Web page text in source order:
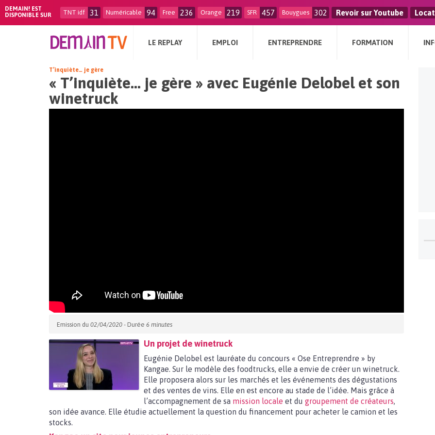
DEMAIN! EST
DISPONIBLE SUR
TNT idf 31 Numéricable 94 Free 236 Orange 219 SFR 457 Bouygues 302 Revoir sur Youtube
LE REPLAY EMPLOI ENTREPRENDRE FORMATION
T’inquiète… je gère
« T’inquiète… je gère » avec Eugénie Delobel et son
winetruck
Emission du 02/04/2020 - Durée 6 minutes
Un projet de winetruck
Eugénie Delobel est lauréate du concours « Ose Entreprendre » by
Kangae. Sur le modèle des foodtrucks, elle a envie de créer un winetruck.
Elle proposera alors sur les marchés et les événements des dégustations
et des ventes de vins. Elle en est encore au stade de l’idée. Mais grâce à
l’accompagnement de sa mission locale et du groupement de créateurs,
son idée avance. Elle étudie actuellement la question du financement pour acheter le camion et les
stocks.